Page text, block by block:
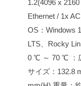
1.2(4096 x
Ethernet / 1x
OS：Windows
LTS、Rocky
0 ℃ ～ 70 ℃
サイズ：132.8